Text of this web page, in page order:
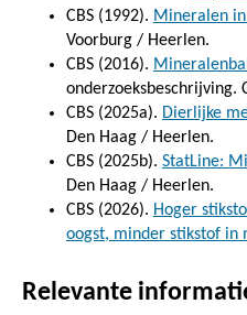
CBS (1992). Mineralen
Voorburg / Heerlen.
CBS (2016).
onderzoeksbeschrijving.
CBS (2025a). Dierlijke
Den Haag / Heerlen.
CBS (2025b). StatLine:
Den Haag / Heerlen.
CBS (2026). Hoger
oogst, minder stikstof in
Relevante